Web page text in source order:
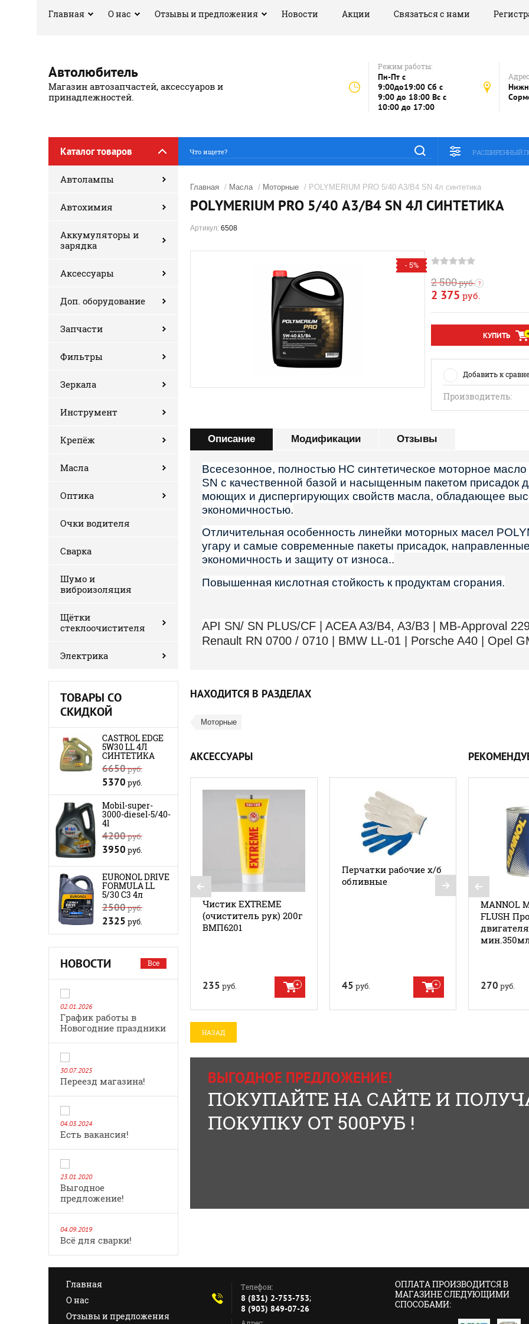
Главная О нас Отзывы и предложения Новости Акции Связаться с нами
Автолюбитель
Магазин автозапчастей, аксессуаров и
принадлежностей.
Режим работы:
Пн-Пт с
9:00до19:00 Сб с
9:00 до 18:00 Вс с
10:00 до 17:00
Каталог товаров РАСШИРЕННЫЙ
Автолампы
Автохимия
Аккумуляторы и
зарядка
Аксессуары
Доп. оборудование
Запчасти
Фильтры
Зеркала
Инструмент
Крепёж
Масла
Оптика
Очки водителя
Сварка
Шумо и
виброизоляция
Щётки
стеклоочистителя
Электрика
ТОВАРЫ СО
СКИДКОЙ
CASTROL EDGE
5W30 LL 4Л
СИНТЕТИКА
6650руб.
5370 руб.
Mobil-super-
3000-diesel-5/40-
4l
4200руб.
3950 руб.
EURONOL DRIVE
FORMULA LL
5/30 C3 4л
2500руб.
2325 руб.
НОВОСТИ Все
02.01.2026
График работы в
Новогодние праздники
30.07.2025
Переезд магазина!
04.03.2024
Есть вакансия!
23.01.2020
Выгодное
предложение!
04.09.2019
Всё для сварки!
Главная / Масла / Моторные / POLYMERIUM PRO 5/40 A3/B4 SN 4л синтетика
POLYMERIUM PRO 5/40 A3/B4 SN 4Л СИНТЕТИКА
Артикул: 6508
- 5%
2 500руб.
2 375 руб.
КУПИТЬ
Добавить к
Производитель:
Описание Модификации Отзывы
Всесезонное, полностью HC синтетическое моторное масло
SN с качественной базой и насыщенным пакетом присадок
моющих и диспергирующих свойств масла, обладающее
экономичностью.
Отличительная особенность линейки моторных масел
угару и самые современные пакеты присадок,
экономичность и защиту от износа..
Повышенная кислотная стойкость к продуктам сгорания.
API SN/ SN PLUS/CF | ACEA A3/B4, A3/B3 | MB-Approval
Renault RN 0700 / 0710 | BMW LL-01 | Porsche A40 | Opel
НАХОДИТСЯ В РАЗДЕЛАХ
Моторные
АКСЕССУАРЫ
Чистик EXTREME
(очиститель рук) 200г
ВМП6201
235 руб.
Перчатки рабочие х/б
обливные
45 руб.
Перчатки
с
30руб.
MANNOL
FLUSH
270 руб.
НАЗАД
ВЫГОДНОЕ ПРЕДЛОЖЕНИЕ!
ПОКУПАЙТЕ НА САЙТЕ И
ПОКУПКУ ОТ 500РУБ !
Главная
О нас
Отзывы и предложения
Телефон:
8 (831) 2-753-753;
8 (903) 849-07-26
ОПЛАТА ПРОИЗВОДИТСЯ В
МАГАЗИНЕ СЛЕДУЮЩИМИ
СПОСОБАМИ: